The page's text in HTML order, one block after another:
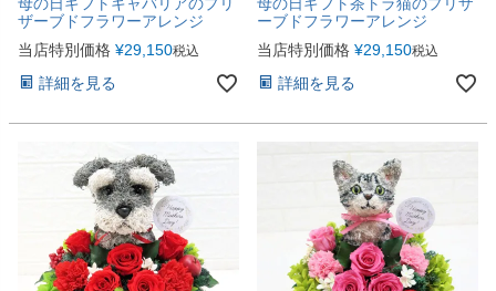
ザーブドフラワーアレンジ
当店特別価格 ¥29,150税込
詳細を見る
ーブドフラワーアレンジ
当店特別価格 ¥29,150税込
詳細を見る